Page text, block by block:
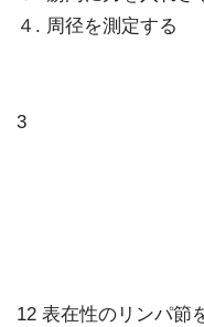
４. 周径を測定する
3
12 表在性のリンパ節